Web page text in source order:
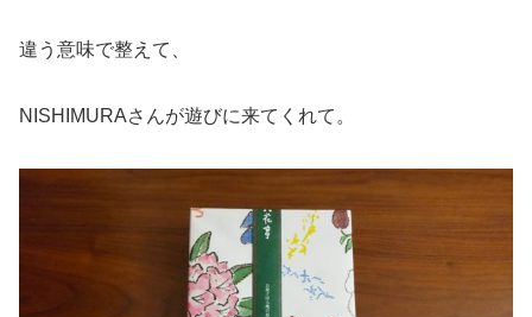
違う意味で整えて、
NISHIMURAさんが遊びに来てくれて。